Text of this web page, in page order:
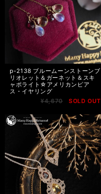
p-2138 ブルームーンストーンブ
リオレット＆ガーネット＆スキ
ャポライト☆アメリカンピア
ス・イヤリング
¥4,670
SOLD OUT